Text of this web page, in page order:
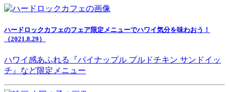
ハードロックカフェのフェア限定メニューでハワイ気分を味わおう！
（2021.8.29）
ハワイ感あふれる『パイナップル プルドチキン サンドイッ
チ』など限定メニュー